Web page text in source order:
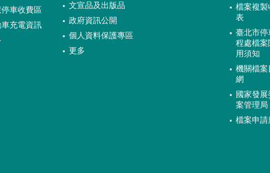
車收費區
車充電資訊
文宣品及出版品
政府資訊公開
個人資料保護專區
更多
檔案複製
表
臺北市停
程處檔案
用須知
機關檔案
網
國家發
案管理局
檔案申請